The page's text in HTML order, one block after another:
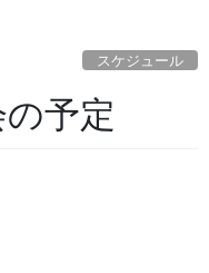
スケジュール
予定